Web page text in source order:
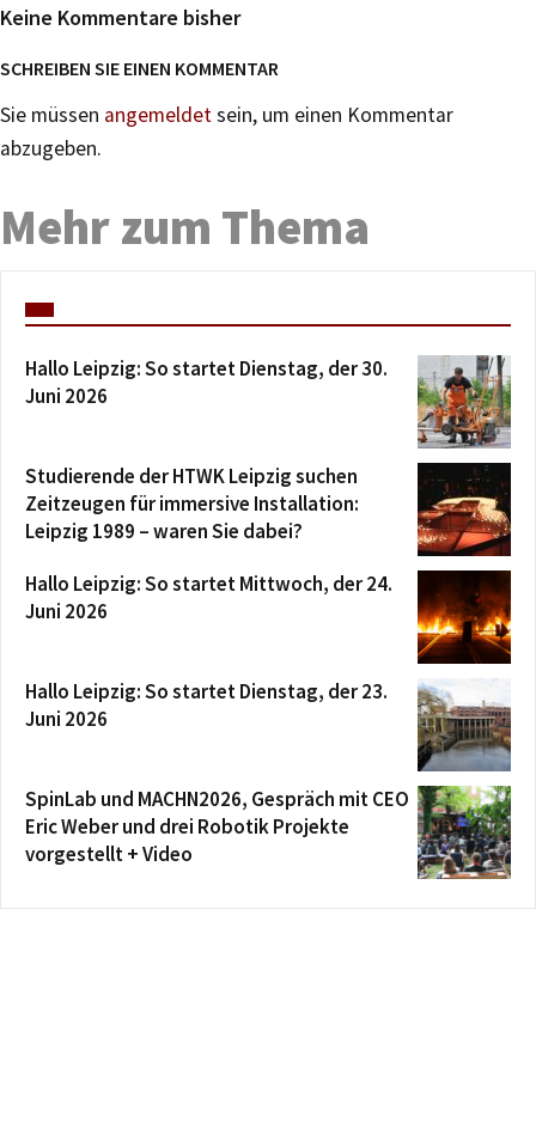
Keine Kommentare bisher
SCHREIBEN SIE EINEN KOMMENTAR
Sie müssen angemeldetsein, um einen Kommentar
abzugeben.
Mehr zum Thema
Hallo Leipzig: So startet Dienstag, der 30.
Juni 2026
Studierende der HTWK Leipzig suchen
Zeitzeugen für immersive Installation:
Leipzig 1989 – waren Sie dabei?
Hallo Leipzig: So startet Mittwoch, der 24.
Juni 2026
Hallo Leipzig: So startet Dienstag, der 23.
Juni 2026
SpinLab und MACHN2026, Gespräch mit CEO
Eric Weber und drei Robotik Projekte
vorgestellt + Video